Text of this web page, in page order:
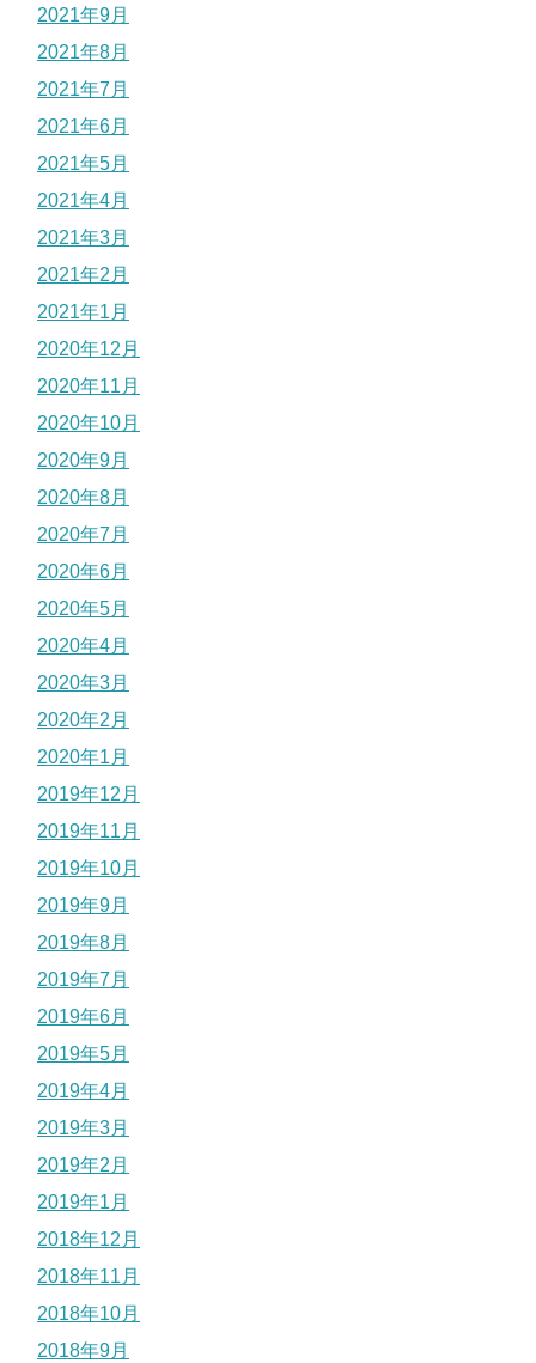
2021年9月
2021年8月
2021年7月
2021年6月
2021年5月
2021年4月
2021年3月
2021年2月
2021年1月
2020年12月
2020年11月
2020年10月
2020年9月
2020年8月
2020年7月
2020年6月
2020年5月
2020年4月
2020年3月
2020年2月
2020年1月
2019年12月
2019年11月
2019年10月
2019年9月
2019年8月
2019年7月
2019年6月
2019年5月
2019年4月
2019年3月
2019年2月
2019年1月
2018年12月
2018年11月
2018年10月
2018年9月